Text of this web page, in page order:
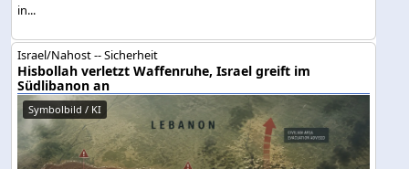
in...
Israel/Nahost -- Sicherheit
Hisbollah verletzt Waffenruhe, Israel greift im
Südlibanon an
Symbolbild / KI